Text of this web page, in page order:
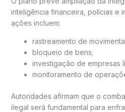
inteligência financeira, polícias e
ações incluem:
rastreamento de
bloqueio de bens;
investigação de empresas
monitoramento de
Autoridades afirmam que o
ilegal será fundamental para